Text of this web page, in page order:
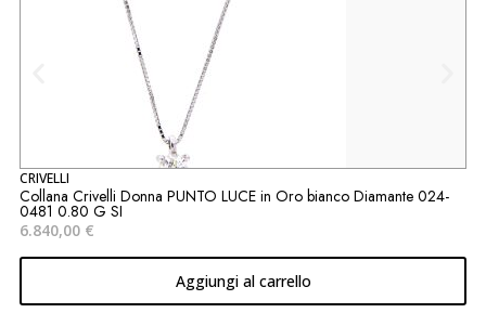
CRIVELLI
Collana Crivelli Donna PUNTO LUCE in Oro bianco Diamante 024-
0481 0.80 G SI
6.840,00 €
Aggiungi al carrello